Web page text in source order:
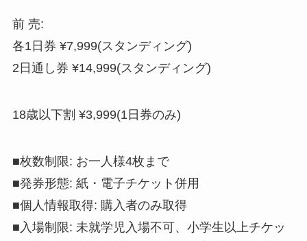
前 売:
各1日券 ¥7,999(スタンディング)
2日通し券 ¥14,999(スタンディング)
18歳以下割 ¥3,999(1日券のみ)
■枚数制限: お一人様4枚まで
■発券形態: 紙・電子チケット併用
■個人情報取得: 購入者のみ取得
■入場制限: 未就学児入場不可、小学生以上チケッ